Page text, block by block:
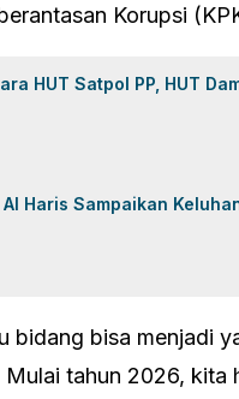
Korupsi
HUT Satpol PP, HUT
Haris Sampaikan
bidang bisa menjadi
tahun 2026, kita